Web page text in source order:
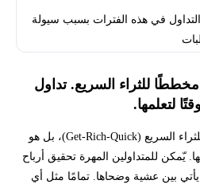
في هذه الفترات بسبب سيولة
للثراء السريع. تداول
لتعلمها.
تداول الفوركس ليس مخططًا للثراء السريع (Get-Rich-Quick)، بل هو
يّمكن للمتداولين المهرة تحقيق أرباح
بين عشية وضحاها. تمامًا مثل أي